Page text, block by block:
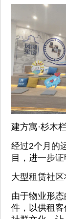
建方寓·杉木
经过2个月的
目，进一步
大型租赁社
由于物业形
件，以供租